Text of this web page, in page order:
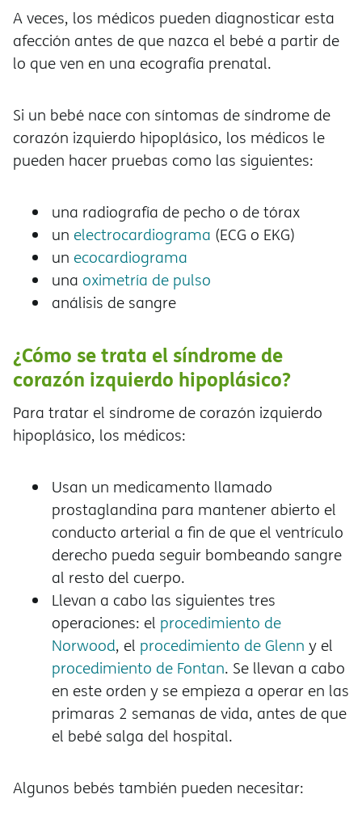
A veces, los médicos pueden diagnosticar esta
afección antes de que nazca el bebé a partir de
lo que ven en una ecografía prenatal.
Si un bebé nace con síntomas de síndrome de
corazón izquierdo hipoplásico, los médicos le
pueden hacer pruebas como las siguientes:
una radiografía de pecho o de tórax
un electrocardiograma (ECG o EKG)
un ecocardiograma
una oximetría de pulso
análisis de sangre
¿Cómo se trata el síndrome de
corazón izquierdo hipoplásico?
Para tratar el síndrome de corazón izquierdo
hipoplásico, los médicos:
Usan un medicamento llamado
prostaglandina para mantener abierto el
conducto arterial a fin de que el ventrículo
derecho pueda seguir bombeando sangre
al resto del cuerpo.
Llevan a cabo las siguientes tres
operaciones: el procedimiento de
Norwood, el procedimiento de Glenn y el
procedimiento de Fontan. Se llevan a cabo
en este orden y se empieza a operar en las
primaras 2 semanas de vida, antes de que
el bebé salga del hospital.
Algunos bebés también pueden necesitar: